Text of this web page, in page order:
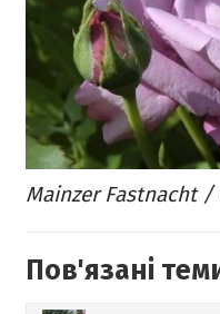
Mainzer Fastnacht
Пов'язані